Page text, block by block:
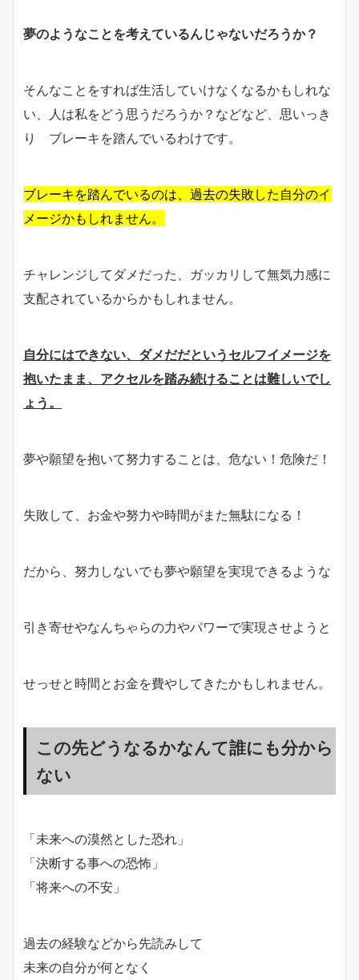
夢のようなことを考えているんじゃないだろうか？
そんなことをすれば生活していけなくなるかもしれな
い、人は私をどう思うだろうか？などなど、思いっき
り ブレーキを踏んでいるわけです。
ブレーキを踏んでいるのは、過去の失敗した自分のイ
メージかもしれません。
チャレンジしてダメだった、ガッカリして無気力感に
支配されているからかもしれません。
自分にはできない、ダメだだというセルフイメージを
抱いたまま、アクセルを踏み続けることは難しいでし
ょう。
夢や願望を抱いて努力することは、危ない！危険だ！
失敗して、お金や努力や時間がまた無駄になる！
だから、努力しないでも夢や願望を実現できるような
引き寄せやなんちゃらの力やパワーで実現させようと
せっせと時間とお金を費やしてきたかもしれません。
この先どうなるかなんて誰にも分から
ない
「未来への漠然とした恐れ」
「決断する事への恐怖」
「将来への不安」
過去の経験などから先読みして
未来の自分が何となく